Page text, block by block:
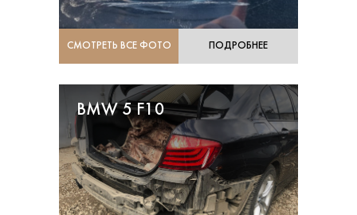
СМОТРЕТЬ ВСЕ ФОТО ПОДРОБНЕЕ
BMW 5 F10